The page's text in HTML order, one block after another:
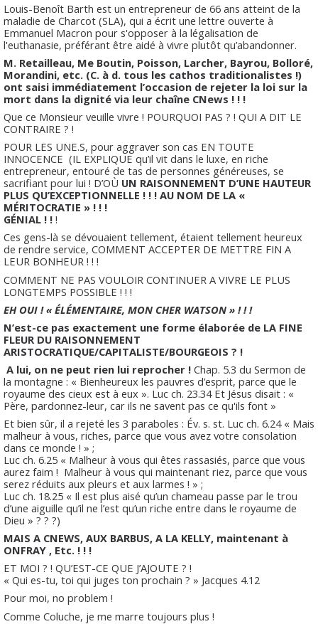
Louis-Benoît Barth est un entrepreneur de 66 ans atteint de la
maladie de Charcot (SLA), qui a écrit une lettre ouverte à
Emmanuel Macron pour s'opposer à la légalisation de
l'euthanasie, préférant être aidé à vivre plutôt qu’abandonner.
M. Retailleau, Me Boutin, Poisson, Larcher, Bayrou, Bolloré,
Morandini, etc. (C. à d. tous les cathos traditionalistes !)
ont saisi immédiatement l’occasion de rejeter la loi sur la
mort dans la dignité via leur chaîne CNews ! ! !
Que ce Monsieur veuille vivre ! POURQUOI PAS ? ! QUI A DIT LE
CONTRAIRE ? !
POUR LES UNE.S, pour aggraver son cas EN TOUTE
INNOCENCE (IL EXPLIQUE qu’il vit dans le luxe, en riche
entrepreneur, entouré de tas de personnes généreuses, se
sacrifiant pour lui ! D’OÙ UN RAISONNEMENT D’UNE HAUTEUR
PLUS QU’EXCEPTIONNELLE ! ! ! AU NOM DE LA «
MÉRITOCRATIE » ! ! !
GÉNIAL ! ! !
Ces gens-là se dévouaient tellement, étaient tellement heureux
de rendre service, COMMENT ACCEPTER DE METTRE FIN A
LEUR BONHEUR ! ! !
COMMENT NE PAS VOULOIR CONTINUER A VIVRE LE PLUS
LONGTEMPS POSSIBLE ! ! !
EH OUI ! « ÉLÉMENTAIRE, MON CHER WATSON » ! ! !
N’est-ce pas exactement une forme élaborée de LA FINE
FLEUR DU RAISONNEMENT
ARISTOCRATIQUE/CAPITALISTE/BOURGEOIS ? !
A lui, on ne peut rien lui reprocher ! Chap. 5.3 du Sermon de
la montagne : « Bienheureux les pauvres d’esprit, parce que le
royaume des cieux est à eux ». Luc ch. 23.34 Et Jésus disait : «
Père, pardonnez-leur, car ils ne savent pas ce qu'ils font »
Et bien sûr, il a rejeté les 3 paraboles : Év. s. st. Luc ch. 6.24 « Mais
malheur à vous, riches, parce que vous avez votre consolation
dans ce monde ! » ;
Luc ch. 6.25 « Malheur à vous qui êtes rassasiés, parce que vous
aurez faim ! Malheur à vous qui maintenant riez, parce que vous
serez réduits aux pleurs et aux larmes ! » ;
Luc ch. 18.25 « Il est plus aisé qu’un chameau passe par le trou
d’une aiguille qu’il ne l’est qu’un riche entre dans le royaume de
Dieu » ? ? ?)
MAIS A CNEWS, AUX BARBUS, A LA KELLY, maintenant à
ONFRAY , Etc. ! ! !
ET MOI ? ! QU’EST-CE QUE J’AJOUTE ? !
« Qui es-tu, toi qui juges ton prochain ? » Jacques 4.12
Pour moi, no problem !
Comme Coluche, je me marre toujours plus !